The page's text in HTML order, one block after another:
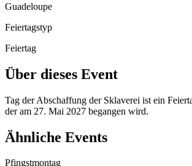
Guadeloupe
Feiertagstyp
Feiertag
Über dieses Event
Tag der Abschaffung der Sklaverei ist ein
der am 27. Mai 2027 begangen wird.
Ähnliche Events
Pfingstmontag